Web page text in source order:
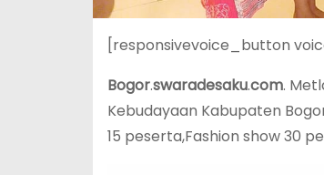
[responsivevoice_button
Bogor.swaradesaku.com.
Kebudayaan Kabupaten
15 peserta,Fashion show 30